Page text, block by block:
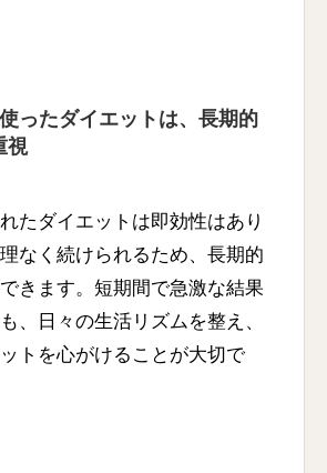
ったダイエットは、長期的
視
たダイエットは即効性はあり
なく続けられるため、長期的
きます。短期間で急激な結果
、日々の生活リズムを整え、
トを心がけることが大切で